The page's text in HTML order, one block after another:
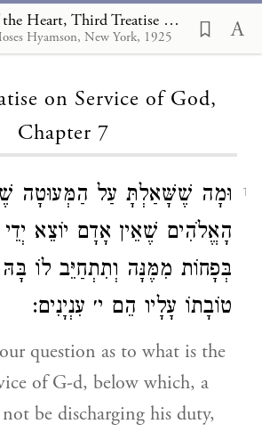
Duties of the Heart, Third Treatise on Service of God 7
Hyamson, New York, 1925
Loading...
on Service of God,
Chapter 7
1
וּמָה שֶׁשָּׁאַלְתָּ עַל הַמְּעוּטָה
הָאֱלֹהִים שֶׁאֵין אָדָם יוֹצֵא יְדֵי
בְּפָחוֹת מִמֶּנָּה וְתִתְחַיֵּב לוֹ
טוֹבָתוֹ עָלָיו הֵם י׳ עִנְיָנִים:
question as to what is the
of G-d, below which, a
be discharging his duty,